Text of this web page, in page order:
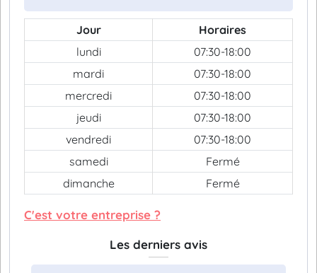
Jour
Horaires
lundi
07:30-18:00
mardi
07:30-18:00
mercredi
07:30-18:00
jeudi
07:30-18:00
vendredi
07:30-18:00
samedi
Fermé
dimanche
Fermé
C'est votre entreprise ?
Les derniers avis